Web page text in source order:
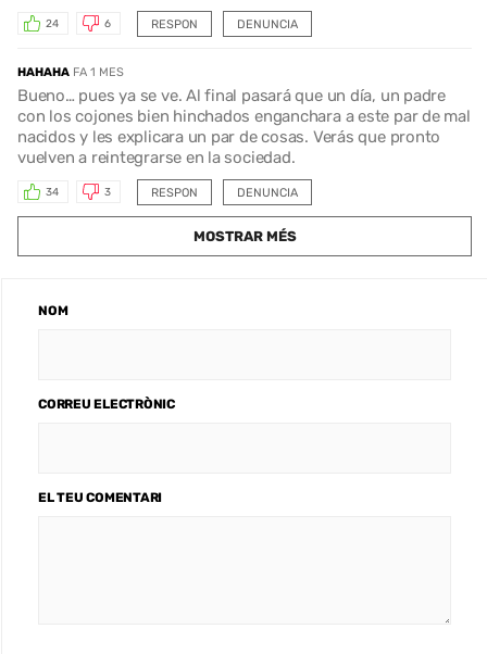
RESPON
24 6 DENUNCIA
HAHAHA FA 1 MES
Bueno… pues ya se ve. Al final pasará que un día, un padre
con los cojones bien hinchados enganchara a este par de mal
nacidos y les explicara un par de cosas. Verás que pronto
vuelven a reintegrarse en la sociedad.
RESPON
34 3 DENUNCIA
MOSTRAR MÉS
NOM
CORREU ELECTRÒNIC
EL TEU COMENTARI